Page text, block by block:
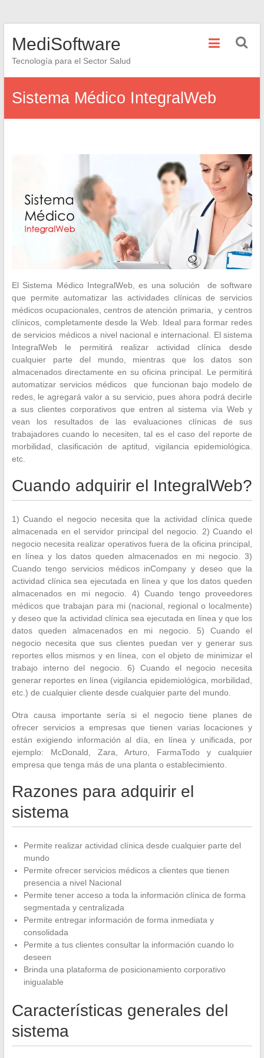
MediSoftware
Tecnología para el Sector Salud
Sistema Médico IntegralWeb
El Sistema Médico IntegralWeb, es una solución de software
que permite automatizar las actividades clínicas de servicios
médicos ocupacionales, centros de atención primaria, y centros
clínicos, completamente desde la Web. Ideal para formar redes
de servicios médicos a nivel nacional e internacional. El sistema
IntegralWeb le permitirá realizar actividad clínica desde
cualquier parte del mundo, mientras que los datos son
almacenados directamente en su oficina principal. Le permitirá
automatizar servicios médicos que funcionan bajo modelo de
redes, le agregará valor a su servicio, pues ahora podrá decirle
a sus clientes corporativos que entren al sistema vía Web y
vean los resultados de las evaluaciones clínicas de sus
trabajadores cuando lo necesiten, tal es el caso del reporte de
morbilidad, clasificación de aptitud, vigilancia epidemiológica.
etc.
Cuando adquirir el IntegralWeb?
1) Cuando el negocio necesita que la actividad clínica quede
almacenada en el servidor principal del negocio. 2) Cuando el
negocio necesita realizar operativos fuera de la oficina principal,
en línea y los datos queden almacenados en mi negocio. 3)
Cuando tengo servicios médicos inCompany y deseo que la
actividad clínica sea ejecutada en línea y que los datos queden
almacenados en mi negocio. 4) Cuando tengo proveedores
médicos que trabajan para mi (nacional, regional o localmente)
y deseo que la actividad clínica sea ejecutada en línea y que los
datos queden almacenados en mi negocio. 5) Cuando el
negocio necesita que sus clientes puedan ver y generar sus
reportes ellos mismos y en línea, con el objeto de minimizar el
trabajo interno del negocio. 6) Cuando el negocio necesita
generar reportes en línea (vigilancia epidemiológica, morbilidad,
etc.) de cualquier cliente desde cualquier parte del mundo.
Otra causa importante sería si el negocio tiene planes de
ofrecer servicios a empresas que tienen varias locaciones y
están exigiendo información al día, en línea y unificada, por
ejemplo: McDonald, Zara, Arturo, FarmaTodo y cualquier
empresa que tenga más de una planta o establecimiento.
Razones para adquirir el
sistema
Permite realizar actividad clínica desde cualquier parte del
mundo
Permite ofrecer servicios médicos a clientes que tienen
presencia a nivel Nacional
Permite tener acceso a toda la información clínica de forma
segmentada y centralizada
Permite entregar información de forma inmediata y
consolidada
Permite a tus clientes consultar la información cuando lo
deseen
Brinda una plataforma de posicionamiento corporativo
inigualable
Características generales del
sistema